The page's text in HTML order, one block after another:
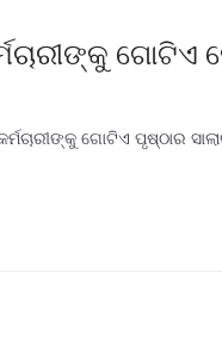
ଗୋଟିଏ
ଗୋଟିଏ ପୃଷ୍ଠାର